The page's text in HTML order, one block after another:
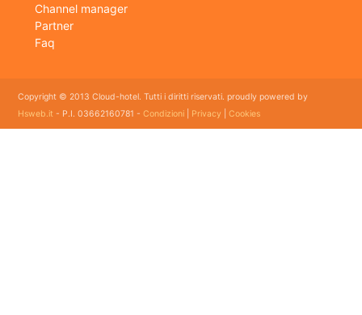
Channel manager
Partner
Faq
Copyright © 2013 Cloud-hotel. Tutti i diritti riservati. proudly powered by
Hsweb.it - P.I. 03662160781 -Condizioni Privacy |Cookies